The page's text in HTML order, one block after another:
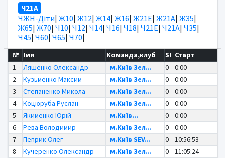
Ч21А
ЧЖН-Діти| Ж10| Ж12| Ж14| Ж16| Ж21Е| Ж21А| Ж35|
Ж65| Ж70| Ч10| Ч12| Ч14| Ч16| Ч18| Ч21Е| Ч21А| Ч35|
Ч45| Ч60| Ч65| Ч70|
№ Імя Команда,клуб SI Старт
1
Ляшенко Олександр м.Київ Зел... 0
0:00
2
Кузьменко Максим м.Київ Зел... 0
0:00
3
Степаненко Микола м.Київ Зел... 0
0:00
4
Коцюруба Руслан м.Київ Зел... 0
0:00
5
Якименко Юрій м.Київ... 0
0:00
6
Рева Володимир м.Київ Зел... 0
0:00
7
Пеприк Олег м.Київ SEV... 0
10:56:53
8
Кучеренко Олександр м.Київ Зел... 0
11:05:24